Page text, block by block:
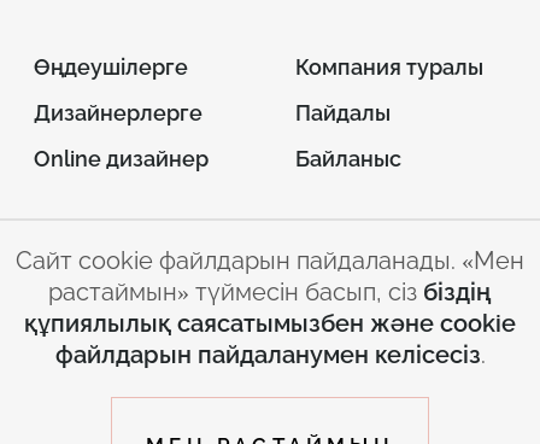
Өңдеушілерге
Дизайнерлерге
Online дизайнер
Компания туралы
Пайдалы
Байланыс
© 2026 INTERSTONE –
парақ жасанды тас
Сайтты пайдалану
ережелері
Құпиялылық
Сайт cookie файлдарын пайдаланады. «Мен
растаймын» түймесін басып, сіз біздің
құпиялылық саясатымызбен және cookie
файлдарын пайдаланумен келісесіз.